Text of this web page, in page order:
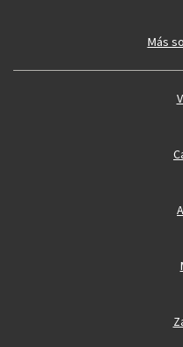
Más